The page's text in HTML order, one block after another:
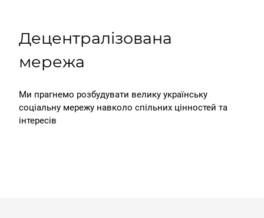
Децентралізована
мережа
Ми прагнемо розбудувати велику українську
соціальну мережу навколо спільних цінностей та
інтересів